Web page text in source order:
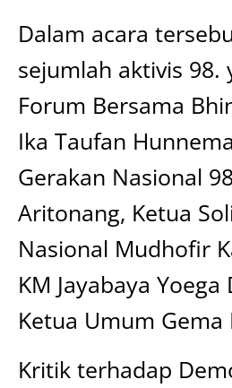
Dalam acara
sejumlah aktivis 98.
Forum Bersama
Ika Taufan
Gerakan Nasional
Aritonang, Ketua
Nasional Mudhofir
KM Jayabaya
Ketua Umum Gema
Kritik terhadap